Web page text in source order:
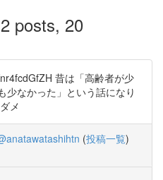
posts, 20
昔は「高齢者が少
少なかった」という話になり
メ
(投稿一覧)